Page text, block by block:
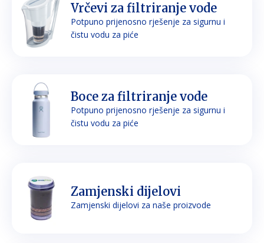
Vrčevi za filtriranje vode
Potpuno prijenosno rješenje za sigurnu i
čistu vodu za piće
Boce za filtriranje vode
Potpuno prijenosno rješenje za sigurnu i
čistu vodu za piće
Zamjenski dijelovi
Zamjenski dijelovi za naše proizvode